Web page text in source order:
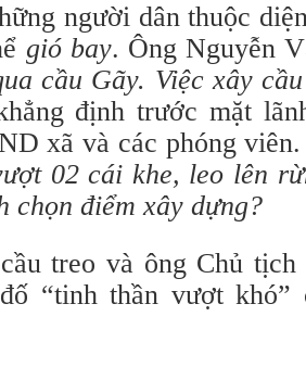
người dân thuộc
gió bay. Ông Nguyễn
cầu Gãy. Việc xây
định trước mặt
xã và các phóng
02 cái khe, leo lên
chọn điểm xây dựng?
treo và ông Chủ
“tinh thần vượt khó”